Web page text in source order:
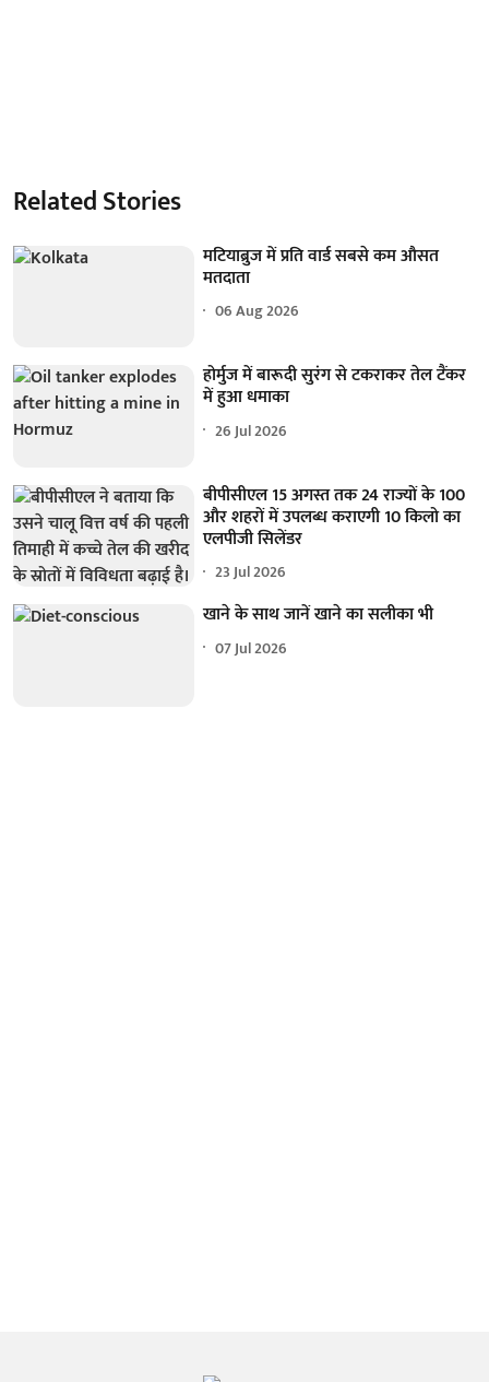
Related Stories
मटियाब्रुज में प्रति वार्ड सबसे कम औसत
मतदाता
06 Aug 2026
होर्मुज में बारूदी सुरंग से टकराकर तेल टैंकर
में हुआ धमाका
26 Jul 2026
बीपीसीएल 15 अगस्त तक 24 राज्यों के 100
और शहरों में उपलब्ध कराएगी 10 किलो का
एलपीजी सिलेंडर
23 Jul 2026
खाने के साथ जानें खाने का सलीका भी
07 Jul 2026